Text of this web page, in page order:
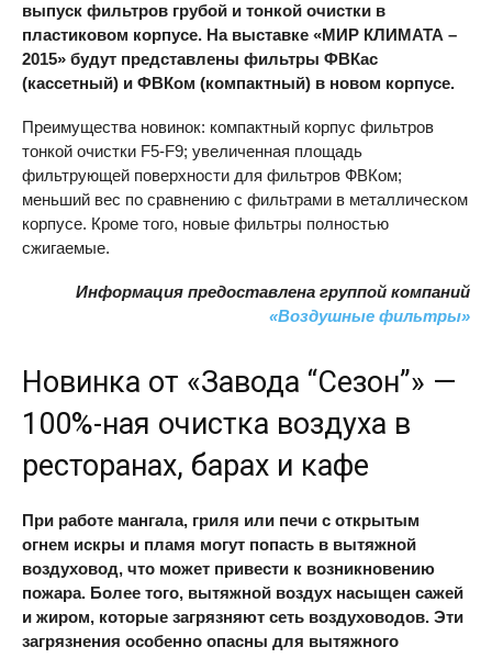
выпуск фильтров грубой и тонкой очистки в
пластиковом корпусе. На выставке «МИР КЛИМАТА –
2015» будут представлены фильтры ФВКас
(кассетный) и ФВКом (компактный) в новом корпусе.
Преимущества новинок: компактный корпус фильтров
тонкой очистки F5-F9; увеличенная площадь
фильтрующей поверхности для фильтров ФВКом;
меньший вес по сравнению с фильтрами в металлическом
корпусе. Кроме того, новые фильтры полностью
сжигаемые.
Информация предоставлена группой компаний
«Воздушные фильтры»
Новинка от «Завода “Сезон”» —
100%-ная очистка воздуха в
ресторанах, барах и кафе
При работе мангала, гриля или печи с открытым
огнем искры и пламя могут попасть в вытяжной
воздуховод, что может привести к возникновению
пожара. Более того, вытяжной воздух насыщен сажей
и жиром, которые загрязняют сеть воздуховодов. Эти
загрязнения особенно опасны для вытяжного